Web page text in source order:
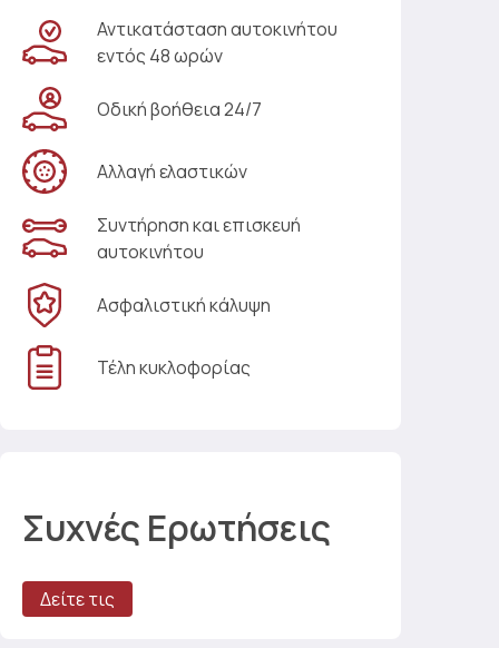
Αντικατάσταση αυτοκινήτου
εντός 48 ωρών
Οδική βοήθεια 24/7
Αλλαγή ελαστικών
Συντήρηση και επισκευή
αυτοκινήτου
Ασφαλιστική κάλυψη
Τέλη κυκλοφορίας
Συχνές Ερωτήσεις
Δείτε τις